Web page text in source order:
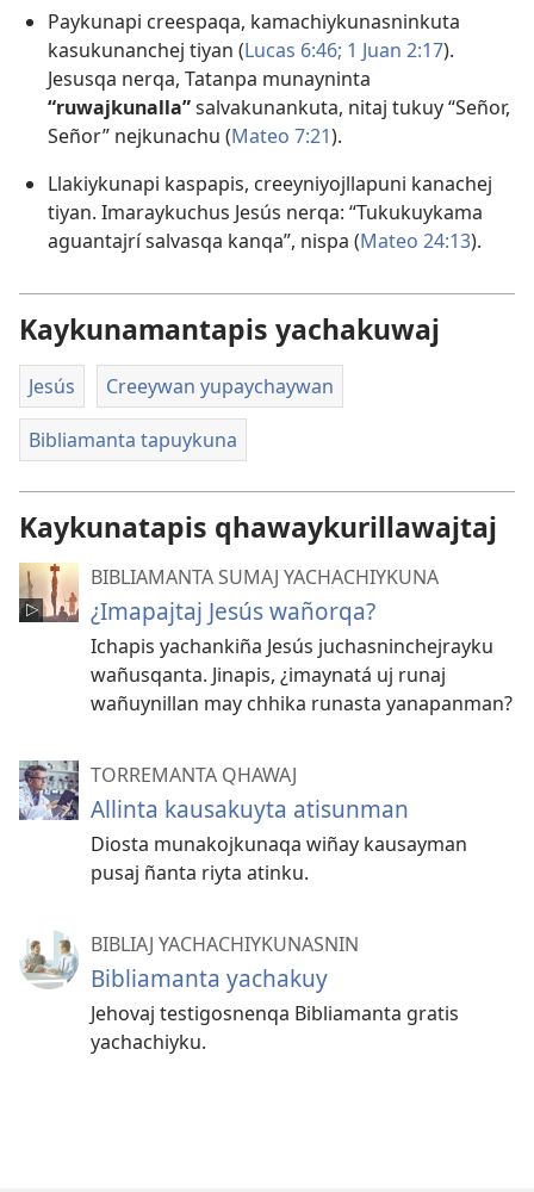
Paykunapi creespaqa, kamachiykunasninkuta
kasukunanchej tiyan (Lucas 6:46; 1 Juan 2:17).
Jesusqa nerqa, Tatanpa munayninta
“ruwajkunalla”salvakunankuta, nitaj tukuy “Señor,
Señor” nejkunachu (Mateo 7:21).
Llakiykunapi kaspapis, creeyniyojllapuni kanachej
tiyan. Imaraykuchus Jesús nerqa: “Tukukuykama
aguantajrí salvasqa kanqa”, nispa (Mateo 24:13).
Kaykunamantapis yachakuwaj
Jesús Creeywan yupaychaywan
Bibliamanta tapuykuna
Kaykunatapis qhawaykurillawajtaj
BIBLIAMANTA SUMAJ YACHACHIYKUNA
¿Imapajtaj Jesús wañorqa?
Ichapis yachankiña Jesús juchasninchejrayku
wañusqanta. Jinapis, ¿imaynatá uj runaj
wañuynillan may chhika runasta yanapanman?
TORREMANTA QHAWAJ
Allinta kausakuyta atisunman
Diosta munakojkunaqa wiñay kausayman
pusaj ñanta riyta atinku.
BIBLIAJ YACHACHIYKUNASNIN
Bibliamanta yachakuy
Jehovaj testigosnenqa Bibliamanta gratis
yachachiyku.